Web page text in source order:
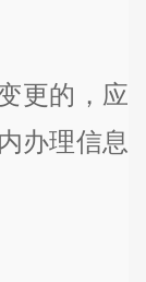
更的，应
办理信息